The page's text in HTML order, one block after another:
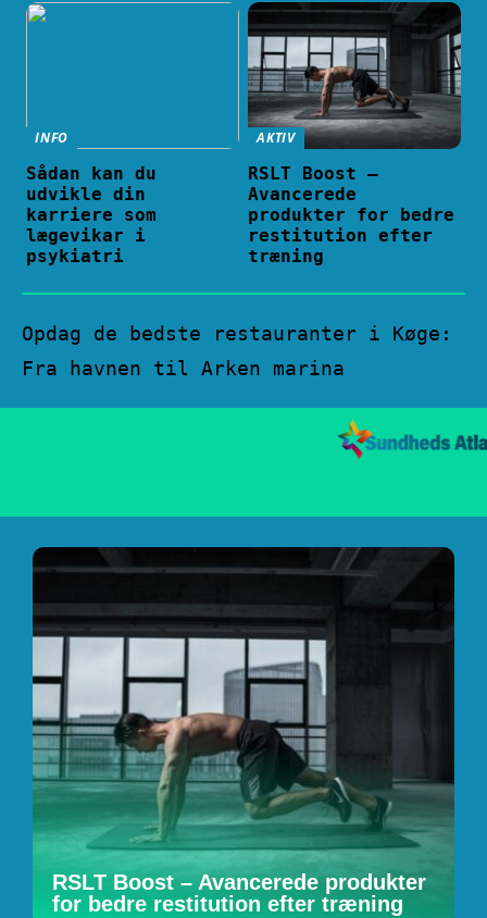
INFO
Sådan kan du
udvikle din
karriere som
lægevikar i
psykiatri
AKTIV
RSLT Boost –
Avancerede
produkter for bedre
restitution efter
træning
Opdag de bedste restauranter i Køge:
Fra havnen til Arken marina
RSLT Boost – Avancerede produkter
for bedre restitution efter træning